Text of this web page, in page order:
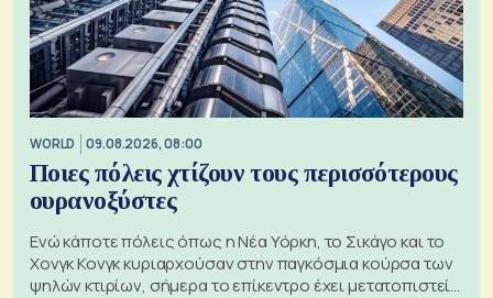
WORLD 09.08.2026, 08:00
Ποιες πόλεις χτίζουν τους περισσότερους
ουρανοξύστες
Ενώ κάποτε πόλεις όπως η Νέα Υόρκη, το Σικάγο και το
Χονγκ Κονγκ κυριαρχούσαν στην παγκόσμια κούρσα των
ψηλών κτιρίων, σήμερα το επίκεντρο έχει μετατοπιστεί